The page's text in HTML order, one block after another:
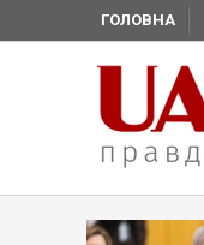
ГОЛОВНА